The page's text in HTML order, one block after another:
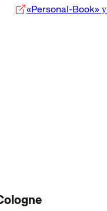
«Personal-Book» у